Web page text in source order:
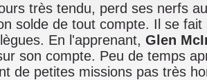
très tendu, perd ses nerfs
solde de tout compte. Il se
En l'apprenant, Glen
son compte. Peu de temps
de petites missions pas très